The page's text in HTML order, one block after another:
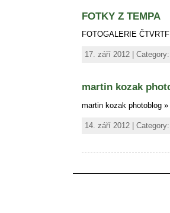
FOTKY Z TEMPA
FOTOGALERIE
17. září 2012 | Category:
martin kozak
martin kozak photoblog
14. září 2012 | Category: